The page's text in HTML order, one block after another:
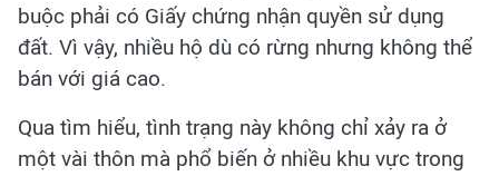
buộc phải có Giấy chứng nhận quyền sử dụng
đất. Vì vậy, nhiều hộ dù có rừng nhưng không thể
bán với giá cao.
Qua tìm hiểu, tình trạng này không chỉ xảy ra ở
một vài thôn mà phổ biến ở nhiều khu vực trong